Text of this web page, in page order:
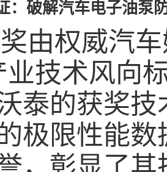
：破解汽车电子油泵
由权威汽
业技术风向
泰的获奖
极限性能